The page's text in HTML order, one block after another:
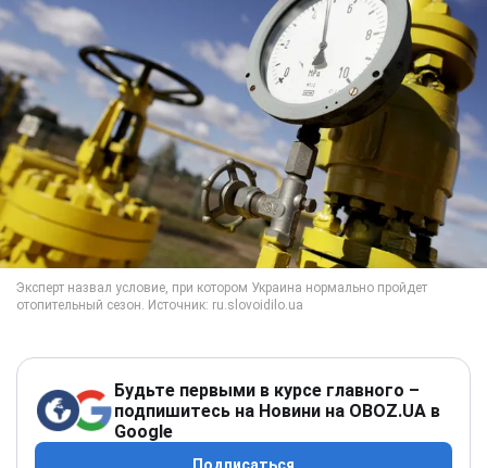
Будьте первыми в курсе главного –
подпишитесь на Новини на OBOZ.UA в
Google
Подписаться